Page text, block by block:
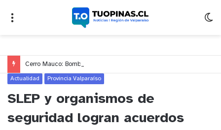
Actualidad Provincia Valparaíso
SLEP y organismos de
seguridad logran acuerdos